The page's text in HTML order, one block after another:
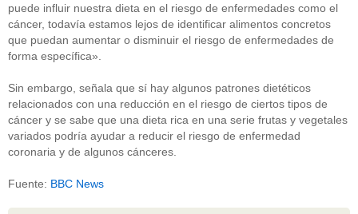
puede influir nuestra dieta en el riesgo de enfermedades como el
cáncer, todavía estamos lejos de identificar alimentos concretos
que puedan aumentar o disminuir el riesgo de enfermedades de
forma específica».
Sin embargo, señala que sí hay algunos patrones dietéticos
relacionados con una reducción en el riesgo de ciertos tipos de
cáncer y se sabe que una dieta rica en una serie frutas y vegetales
variados podría ayudar a reducir el riesgo de enfermedad
coronaria y de algunos cánceres.
Fuente: BBC News